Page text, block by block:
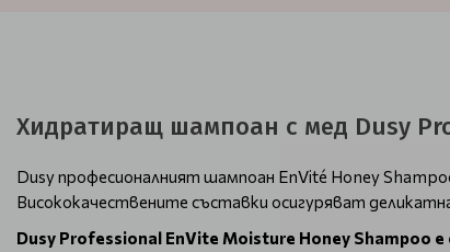
Хидратиращ шампоан с мед Dusy
Dusy професионалният шампоан EnVité Honey
Висококачествените съставки осигуряват
Dusy Professional EnVite Moisture Honey